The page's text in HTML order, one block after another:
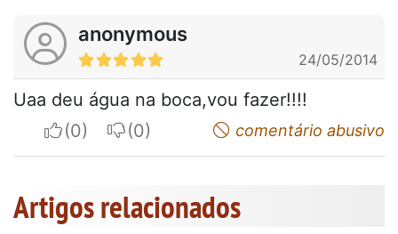
anonymous
24/05/2014
Uaa deu água na boca,vou fazer!!!!
I apreciateI do not appreciatecomentário abusivo
Artigos relacionados